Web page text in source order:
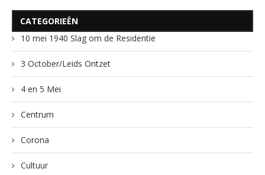
CATEGORIEËN
10 mei 1940 Slag om de Residentie
3 October/Leids Ontzet
4 en 5 Mei
Centrum
Corona
Cultuur